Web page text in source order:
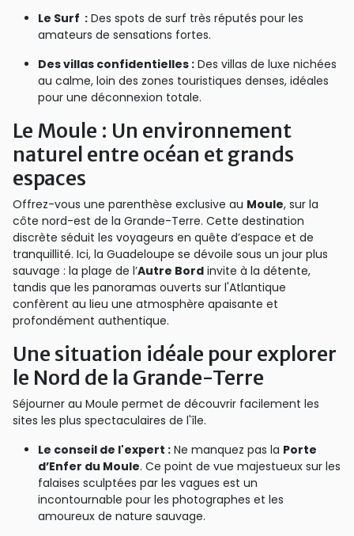
Le Surf : Des spots de surf très réputés pour les
amateurs de sensations fortes.
Des villas confidentielles : Des villas de luxe nichées
au calme, loin des zones touristiques denses, idéales
pour une déconnexion totale.
Le Moule : Un environnement
naturel entre océan et grands
espaces
Offrez-vous une parenthèse exclusive au Moule, sur la
côte nord-est de la Grande-Terre. Cette destination
discrète séduit les voyageurs en quête d’espace et de
tranquillité. Ici, la Guadeloupe se dévoile sous un jour plus
sauvage : la plage de l’Autre Bord invite à la détente,
tandis que les panoramas ouverts sur l'Atlantique
confèrent au lieu une atmosphère apaisante et
profondément authentique.
Une situation idéale pour explorer
le Nord de la Grande-Terre
Séjourner au Moule permet de découvrir facilement les
sites les plus spectaculaires de l'île.
Le conseil de l'expert : Ne manquez pas la Porte
d’Enfer du Moule. Ce point de vue majestueux sur les
falaises sculptées par les vagues est un
incontournable pour les photographes et les
amoureux de nature sauvage.